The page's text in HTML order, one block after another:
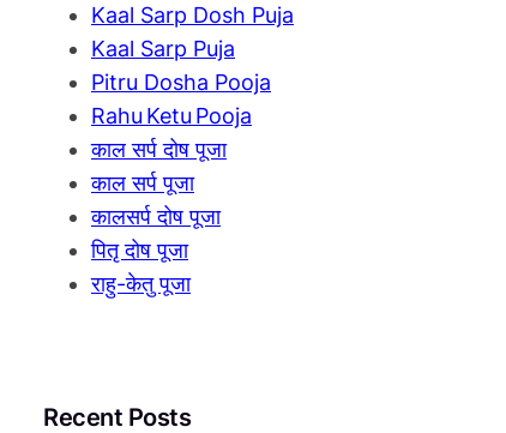
Kaal Sarp Dosh Puja
Kaal Sarp Puja
Pitru Dosha Pooja
Rahu Ketu Pooja
काल सर्प दोष पूजा
काल सर्प पूजा
कालसर्प दोष पूजा
पितृ दोष पूजा
राहु-केतु पूजा
Recent Posts